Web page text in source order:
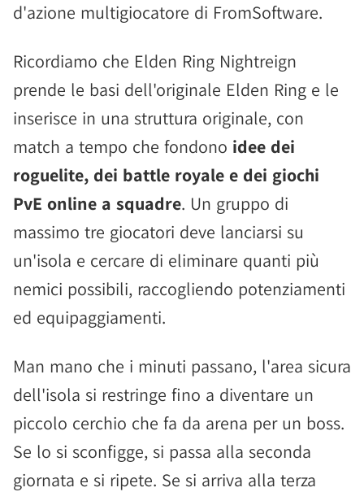
d'azione multigiocatore di FromSoftware.
Ricordiamo che Elden Ring Nightreign
prende le basi dell'originale Elden Ring e le
inserisce in una struttura originale, con
match a tempo che fondono idee dei
roguelite, dei battle royale e dei giochi
PvE online a squadre. Un gruppo di
massimo tre giocatori deve lanciarsi su
un'isola e cercare di eliminare quanti più
nemici possibili, raccogliendo potenziamenti
ed equipaggiamenti.
Man mano che i minuti passano, l'area sicura
dell'isola si restringe fino a diventare un
piccolo cerchio che fa da arena per un boss.
Se lo si sconfigge, si passa alla seconda
giornata e si ripete. Se si arriva alla terza